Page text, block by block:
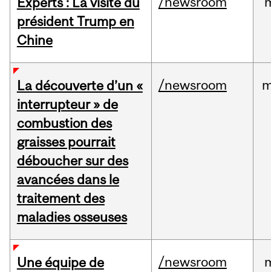
président Trump en
Chine
La découverte d’un «
interrupteur » de
combustion des
graisses pourrait
déboucher sur des
avancées dans le
traitement des
maladies osseuses
/newsroom
Une équipe de
/newsroom